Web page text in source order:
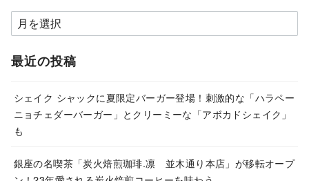
ア
ー
カ
ブ
最近の投稿
シェイク シャックに夏限定バーガー登場！刺激的な「ハラペー
ニョチェダーバーガー」とクリーミーな「アボカドシェイク」
も
銀座の名喫茶「炭火焙煎珈琲.凛 並木通り本店」が移転オープ